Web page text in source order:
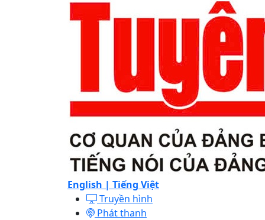
English | Tiếng Việt
Truyền hình
Phát thanh